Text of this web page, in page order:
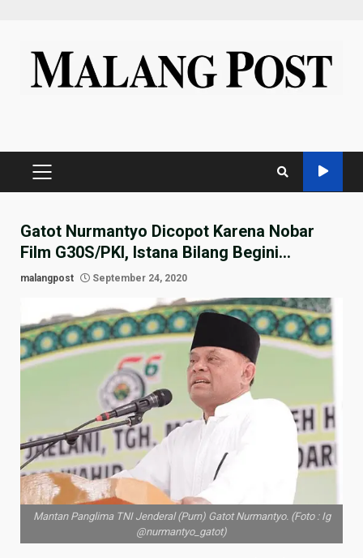
content
PRIMARY
Gatot Nurmantyo Dicopot Karena Nobar
Film G30S/PKI, Istana Bilang Begini…
malangpost September 24, 2020
Mantan Panglima TNI Jenderal (Purn) Gatot Nurmantyo. (Foto : Ig
@nurmantyo_gatot)